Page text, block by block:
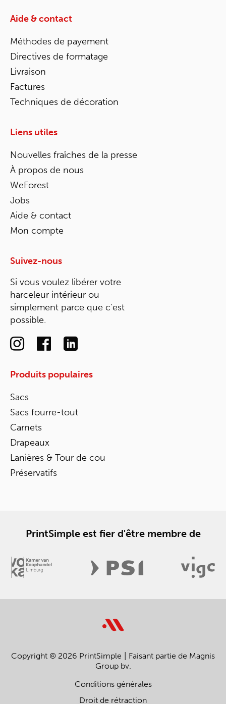
Aide & contact
Méthodes de payement
Directives de formatage
Livraison
Factures
Techniques de décoration
Liens utiles
Nouvelles fraîches de la presse
À propos de nous
WeForest
Jobs
Aide & contact
Mon compte
Suivez-nous
Si vous voulez libérer votre
harceleur intérieur ou
simplement parce que c'est
possible.
Produits populaires
Sacs
Sacs fourre-tout
Carnets
Drapeaux
Lanières & Tour de cou
Préservatifs
PrintSimple est fier d'être membre de
Copyright © 2026 PrintSimple
Faisant partie de Magnis
Group bv.
Conditions générales
Droit de rétraction